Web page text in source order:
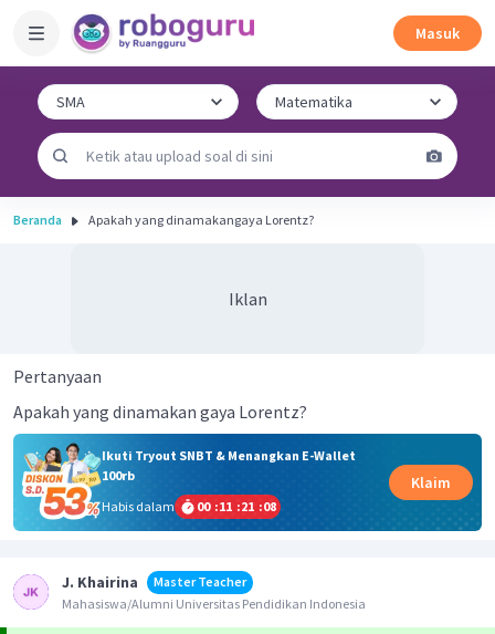
Masuk
Beranda Apakah yang dinamakangaya Lorentz?
Iklan
Pertanyaan
Apakah yang dinamakan gaya Lorentz?
Ikuti Tryout SNBT & Menangkan E-Wallet
100rb
Habis dalam
00 :11 :21 :08
Klaim
J. Khairina
Master Teacher
Mahasiswa/Alumni Universitas Pendidikan Indonesia